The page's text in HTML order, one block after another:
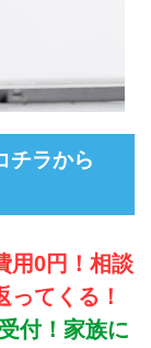
チラから
用0円！相談
てくる！
付！家族に